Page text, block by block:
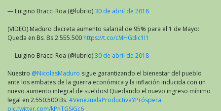
— Luigino Bracci Roa (@lubrio)30 de abril de 2018
(VIDEO) Maduro decreta aumento salarial de 95% para el 1 de Mayo:
Queda en Bs. Bs 2.555.500 https://t.co/cMHGdic1I1
— Luigino Bracci Roa (@lubrio)30 de abril de 2018
Nuestro @NicolasMaduro sigue garantizando el bienestar del pueblo
ante los embates de la guerra económica y la inflación inducida con un
nuevo aumento integral de sueldos! Quedando el nuevo ingreso mínimo
legal en 2.550.500 Bs. #VenezuelaProductivaYPróspera
pic.twitter.com/kPnTGSjGc6